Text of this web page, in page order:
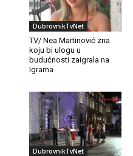
DubrovnikTvNet
TV/ Nea Martinović zna
koju bi ulogu u
budućnosti zaigrala na
Igrama
DubrovnikTvNet